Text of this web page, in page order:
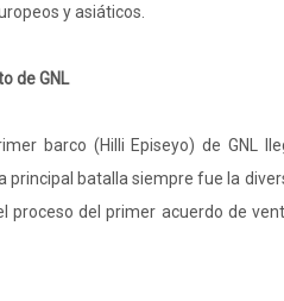
y asiáticos.
de GNL
barco (Hilli Episeyo) de GNL
principal batalla siempre fue la
proceso del primer acuerdo de